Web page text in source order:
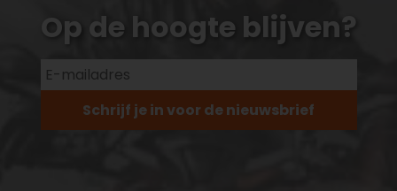
Op de hoogte blijven?
Schrijf je in voor de nieuwsbrief